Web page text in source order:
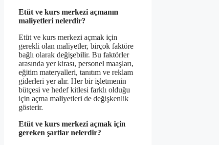
Etüt ve kurs merkezi açmanın
maliyetleri nelerdir?
Etüt ve kurs merkezi açmak için
gerekli olan maliyetler, birçok faktöre
bağlı olarak değişebilir. Bu faktörler
arasında yer kirası, personel maaşları,
eğitim materyalleri, tanıtım ve reklam
giderleri yer alır. Her bir işletmenin
bütçesi ve hedef kitlesi farklı olduğu
için açma maliyetleri de değişkenlik
gösterir.
Etüt ve kurs merkezi açmak için
gereken şartlar nelerdir?